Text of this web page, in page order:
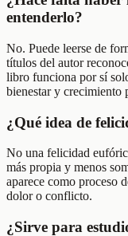
entenderlo?
No. Puede leerse de
títulos del autor
libro funciona por sí
bienestar y crecimiento
¿Qué idea de
No una felicidad
más propia y menos
aparece como proceso
dolor o conflicto.
¿Sirve para